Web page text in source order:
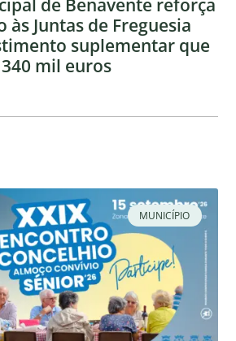
de Benavente reforça
Juntas de Freguesia
suplementar que
mil euros
MUNICÍPIO